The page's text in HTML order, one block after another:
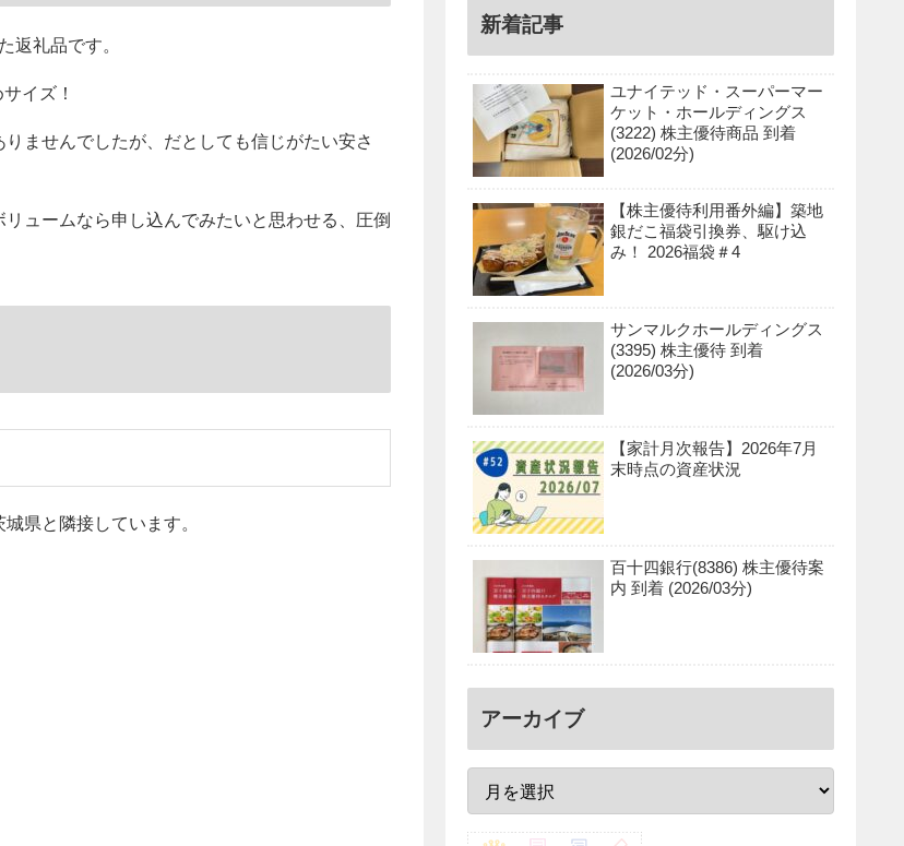
返礼品です。
イズ！
ませんでしたが、だとしても信じがたい安さ
ュームなら申し込んでみたいと思わせる、圧倒
県と隣接しています。
新着記事
ユナイテッド・スーパーマー
ケット・ホールディングス
(3222) 株主優待商品 到着
(2026/02分)
【株主優待利用番外編】築地
銀だこ福袋引換券、駆け込
み！ 2026福袋＃4
サンマルクホールディングス
(3395) 株主優待 到着
(2026/03分)
【家計月次報告】2026年7月
末時点の資産状況
百十四銀行(8386) 株主優待案
内 到着 (2026/03分)
アーカイブ